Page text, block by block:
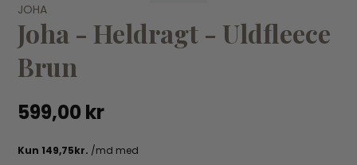
JOHA
Joha - Futter - Råhvid uld
159,00 kr
JOHA
Joha - Heldragt - Uldfleece
Brun
599,00 kr